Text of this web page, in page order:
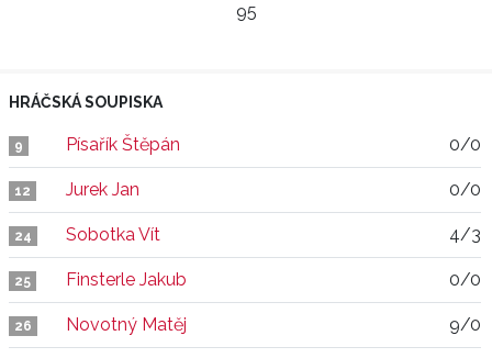
95
HRÁČSKÁ SOUPISKA
9 Písařík Štěpán 0/0
12 Jurek Jan 0/0
24 Sobotka Vít 4/3
25 Finsterle Jakub 0/0
26 Novotný Matěj 9/0